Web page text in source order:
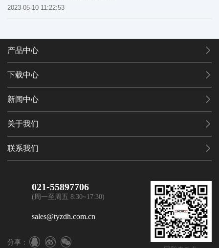
2023-05-10 11:22:53
产品中心
下载中心
新闻中心
关于我们
联系我们
021-55897706
(周一至周五 8:30~17:30)
sales@tyzdh.com.cn
分享：